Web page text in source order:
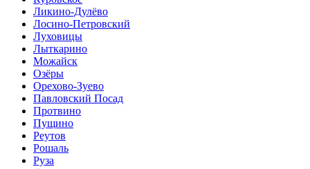
Ликино-Дулёво
Лосино-Петровский
Луховицы
Лыткарино
Можайск
Озёры
Орехово-Зуево
Павловский Посад
Протвино
Пущино
Реутов
Рошаль
Руза